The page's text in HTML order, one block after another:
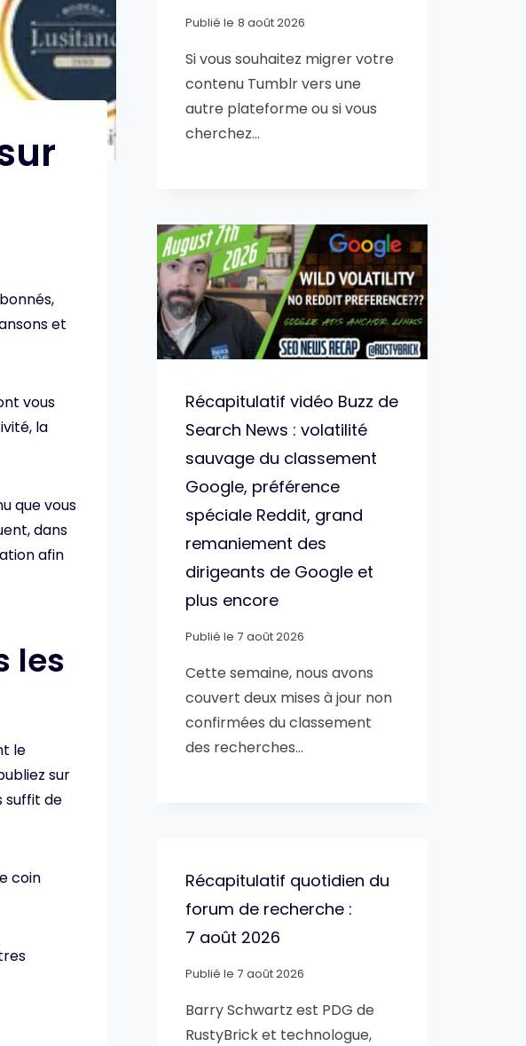
et
vous
la
que vous
dans
afin
les
le
sur
suffit de
coin
Publié le 8 août 2026
Si vous souhaitez migrer votre
contenu Tumblr vers une
autre plateforme ou si vous
cherchez…
Récapitulatif vidéo Buzz de
Search News : volatilité
sauvage du classement
Google, préférence
spéciale Reddit, grand
remaniement des
dirigeants de Google et
plus encore
Publié le 7 août 2026
Cette semaine, nous avons
couvert deux mises à jour non
confirmées du classement
des recherches…
Récapitulatif quotidien du
forum de recherche :
7 août 2026
Publié le 7 août 2026
Barry Schwartz est PDG de
RustyBrick et technologue,